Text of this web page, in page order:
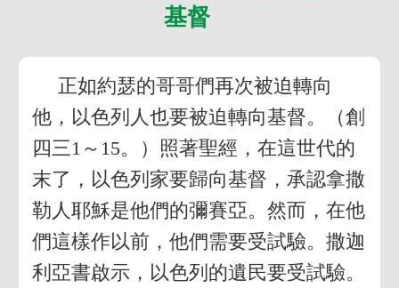
基督
正如約瑟的哥哥們再次被迫轉向
他，以色列人也要被迫轉向基督。（創
四三1～15。）照著聖經，在這世代的
末了，以色列家要歸向基督，承認拿撒
勒人耶穌是他們的彌賽亞。然而，在他
們這樣作以前，他們需要受試驗。撒迦
利亞書啟示，以色列的遺民要受試驗。